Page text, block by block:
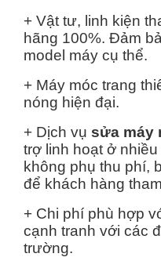
+ Vật tư, linh kiện
hãng 100%. Đảm
model máy cụ thể.
+ Máy móc trang
nóng hiện đại.
+ Dịch vụ sửa máy
trợ linh hoạt ở
không phụ thu phí,
để khách hàng
+ Chi phí phù hợp
cạnh tranh với các
trường.